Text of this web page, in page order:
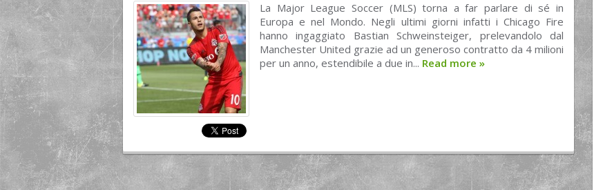
La Major League Soccer (MLS) torna a far parlare di sé in
Europa e nel Mondo. Negli ultimi giorni infatti i Chicago Fire
hanno ingaggiato Bastian Schweinsteiger, prelevandolo dal
Manchester United grazie ad un generoso contratto da 4 milioni
per un anno, estendibile a due in... Read more »